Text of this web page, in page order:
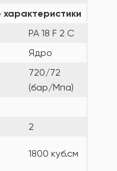
PA 18 F 2 C
Ядро
720/72
(бар/Мпа)
2
1800 куб.см